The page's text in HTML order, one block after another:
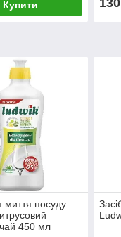
Купити
миття посуду
450 мл